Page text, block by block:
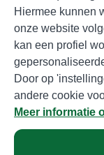
Hiermee kunnen
onze website
kan een profiel
Door op
andere cookie
Meer informatie
Elke maand
voor de